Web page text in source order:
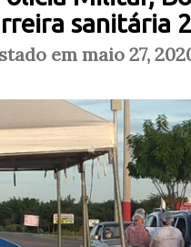
sanitária
em maio 27,